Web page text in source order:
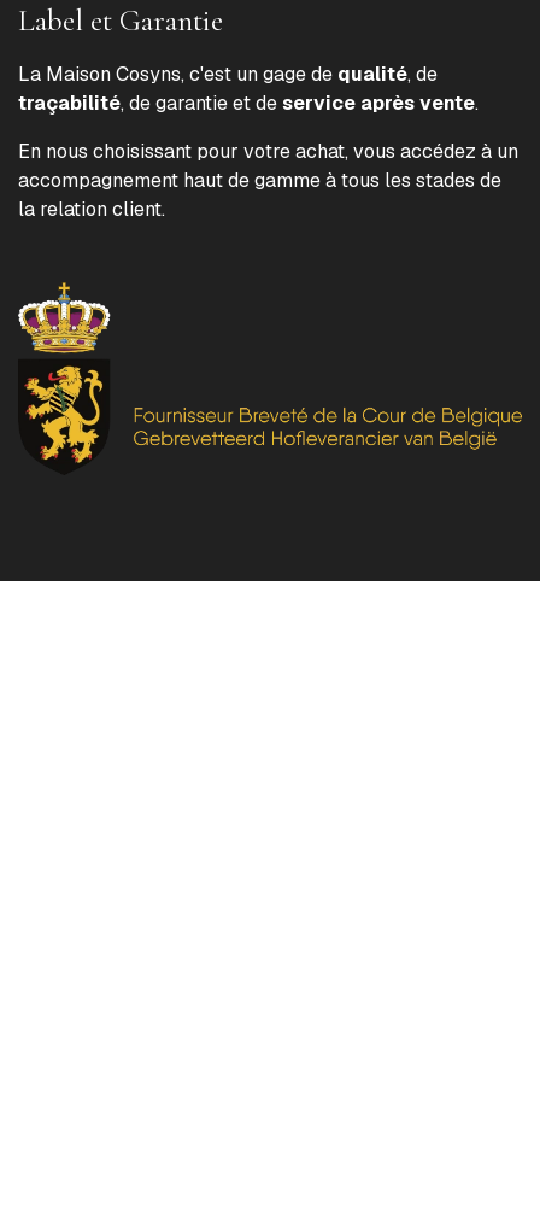
Label et Garantie
La Maison Cosyns, c'est un gage de qualité, de
traçabilité, de garantie et deservice après vente.
En nous choisissant pour votre achat, vous accédez à un
accompagnement haut de gamme à tous les stades de
la relation client.